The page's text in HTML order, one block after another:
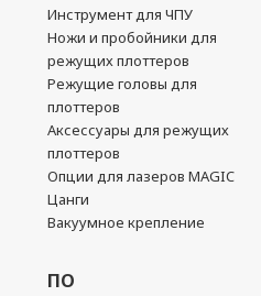
Инструмент для ЧПУ
Ножи и пробойники для
режущих плоттеров
Режущие головы для
плоттеров
Аксессуары для режущих
плоттеров
Опции для лазеров MAGIC
Цанги
Вакуумное крепление
ПО